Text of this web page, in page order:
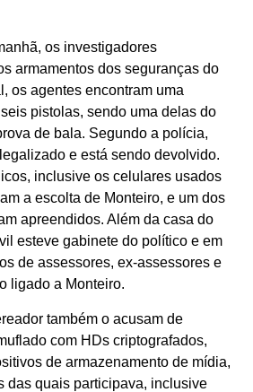
os investigadores
armamentos dos seguranças do
os agentes encontram uma
pistolas, sendo uma delas do
de bala. Segundo a polícia,
e está sendo devolvido.
inclusive os celulares usados
a escolta de Monteiro, e um dos
apreendidos. Além da casa do
esteve gabinete do político e em
de assessores, ex-assessores e
ligado a Monteiro.
também o acusam de
com HDs criptografados,
de armazenamento de mídia,
das quais participava, inclusive